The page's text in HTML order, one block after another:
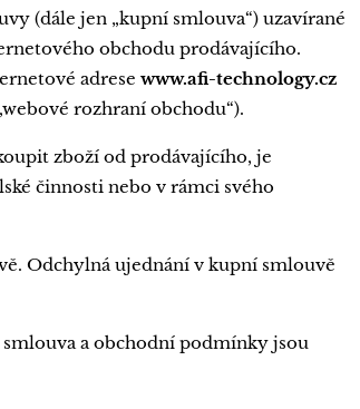
(dále jen „kupní smlouva“) uzavírané
obchodu prodávajícího.
adrese www.afi-technology.cz
rozhraní obchodu“).
zboží od prodávajícího, je
činnosti nebo v rámci svého
Odchylná ujednání v kupní smlouvě
a obchodní podmínky jsou